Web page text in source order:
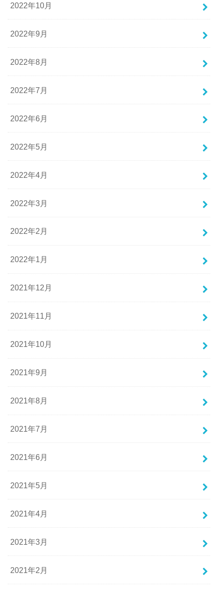
2022年10月
2022年9月
2022年8月
2022年7月
2022年6月
2022年5月
2022年4月
2022年3月
2022年2月
2022年1月
2021年12月
2021年11月
2021年10月
2021年9月
2021年8月
2021年7月
2021年6月
2021年5月
2021年4月
2021年3月
2021年2月